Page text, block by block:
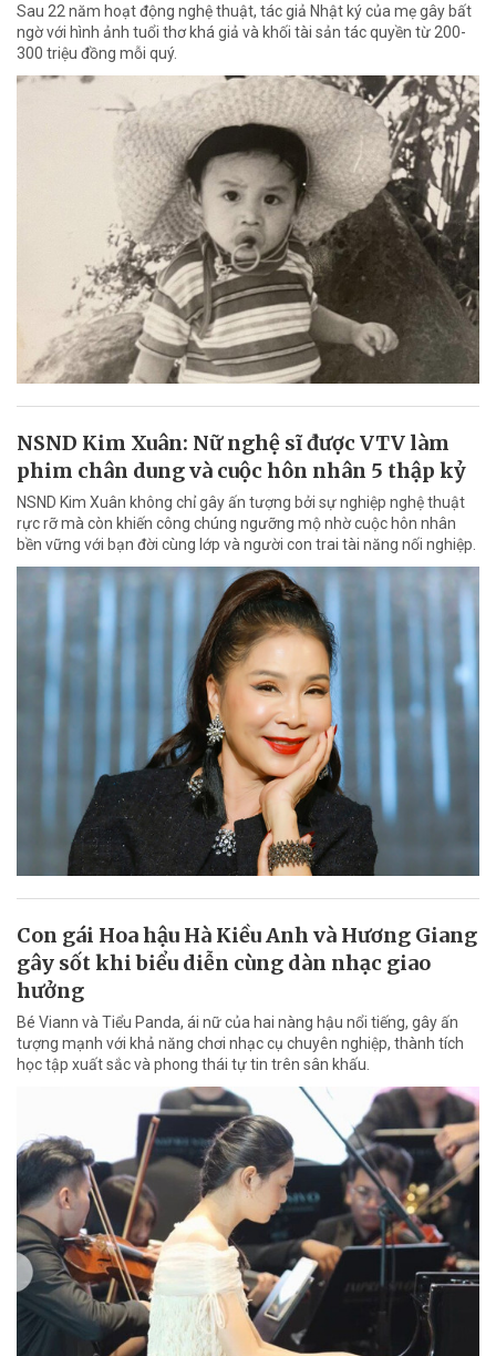
Sau 22 năm hoạt động nghệ thuật, tác giả Nhật ký của mẹ gây bất
ngờ với hình ảnh tuổi thơ khá giả và khối tài sản tác quyền từ 200-
300 triệu đồng mỗi quý.
NSND Kim Xuân: Nữ nghệ sĩ được VTV làm
phim chân dung và cuộc hôn nhân 5 thập kỷ
NSND Kim Xuân không chỉ gây ấn tượng bởi sự nghiệp nghệ thuật
rực rỡ mà còn khiến công chúng ngưỡng mộ nhờ cuộc hôn nhân
bền vững với bạn đời cùng lớp và người con trai tài năng nối nghiệp.
Con gái Hoa hậu Hà Kiều Anh và Hương Giang
gây sốt khi biểu diễn cùng dàn nhạc giao
hưởng
Bé Viann và Tiểu Panda, ái nữ của hai nàng hậu nổi tiếng, gây ấn
tượng mạnh với khả năng chơi nhạc cụ chuyên nghiệp, thành tích
học tập xuất sắc và phong thái tự tin trên sân khấu.